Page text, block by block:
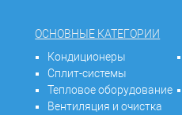
ОСНОВНЫЕ КАТЕГОРИИ
Кондиционеры
Сплит-системы
Тепловое оборудование
Вентиляция и очистка